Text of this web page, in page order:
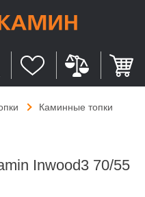
Каминные топки
Inwood3 70/55